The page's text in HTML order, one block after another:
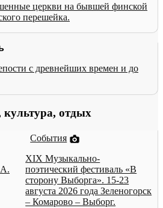
церкви на бывшей финской
перешейка.
с древнейших времен и до
культура, отдых
А.
События
XIX Музыкально-
поэтический фестиваль «В
сторону Выборга». 15-23
августа 2026 года Зеленогорск
– Комарово – Выборг.